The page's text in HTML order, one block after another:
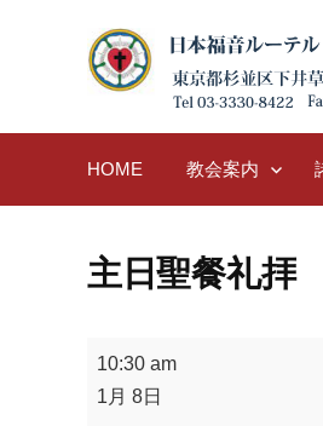
HOME 教会案内
主日聖餐礼拝
主
日
10:30 am
1月 8日